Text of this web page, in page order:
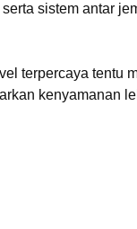
sistem antar
terpercaya tentu
kenyamanan